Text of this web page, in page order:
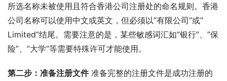
所选名称未被使用且符合香港公司注册处的命名规则。香港
公司名称可以使用中文或英文，但必须以”有限公司”或”
Limited”结尾。需要注意的是，某些敏感词汇如”银行”、”保
险”、”大学”等需要特殊许可才能使用。
第二步：准备注册文件 准备完整的注册文件是成功注册的